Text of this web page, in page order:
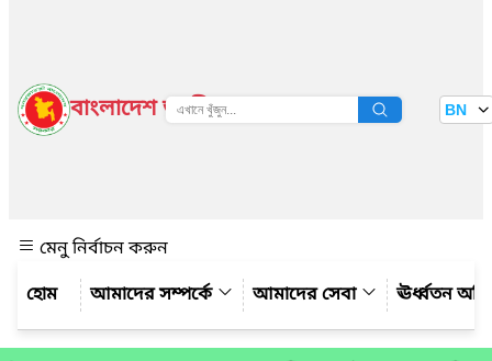
বাংলাদেশ জাতীয় তথ্য বাতায়ন BN
মেনু নির্বাচন করুন
আমাদের সম্পর্কে
আমাদের সেবা ঊর্ধ্বতন